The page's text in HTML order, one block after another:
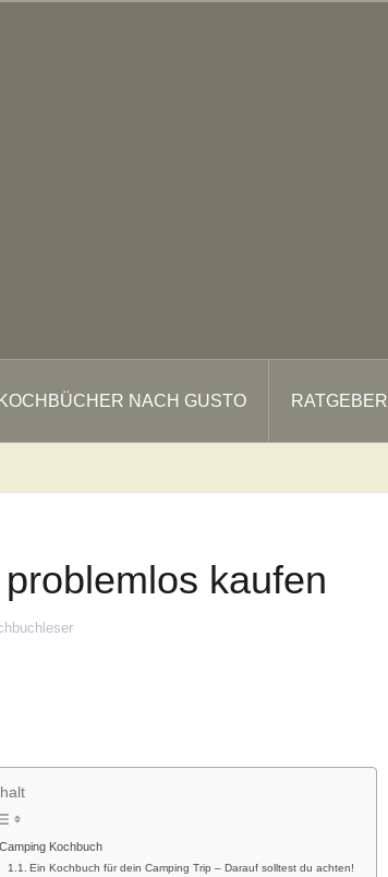
KOCHBÜCHER NACH GUSTO RATGEBER
kaufen
Camping Kochbuch
Ein Kochbuch für dein Camping Trip – Darauf solltest du achten!